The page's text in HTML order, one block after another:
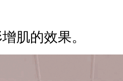
肌的效果。